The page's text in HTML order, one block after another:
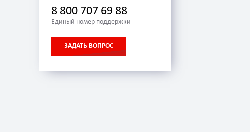
8 800 707 69 88
Единый номер поддержки
ЗАДАТЬ ВОПРОС